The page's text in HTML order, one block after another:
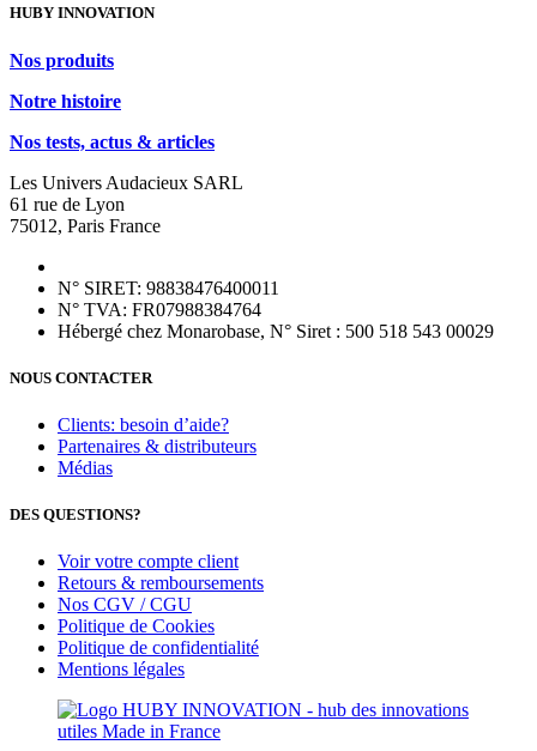
HUBY INNOVATION
Nos produits
Notre histoire
Nos tests, actus & articles
Les Univers Audacieux SARL
61 rue de Lyon
75012, Paris France
N° SIRET: 98838476400011
N° TVA: FR07988384764
Hébergé chez Monarobase, N° Siret : 500 518 543 00029
NOUS CONTACTER
Clients: besoin d’aide?
Partenaires & distributeurs
Médias
DES QUESTIONS?
Voir votre compte client
Retours & remboursements
Nos CGV / CGU
Politique de Cookies
Politique de confidentialité
Mentions légales